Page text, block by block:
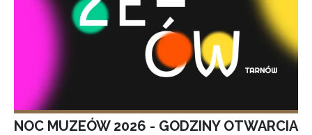
NOC MUZEÓW 2026 - GODZINY OTWARCIA